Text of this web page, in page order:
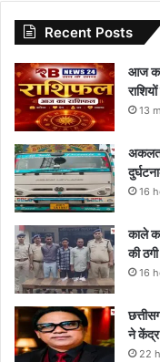
Recent Posts
आज
13
16
काले
की
16
ने
22